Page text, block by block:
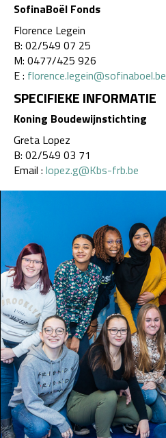
SofinaBoël Fonds
Florence Legein
B: 02/549 07 25
M: 0477/425 926
E : florence.legein@sofinaboel.be
SPECIFIEKE INFORMATIE
Koning Boudewijnstichting
Greta Lopez
B: 02/549 03 71
Email : lopez.g@Kbs-frb.be